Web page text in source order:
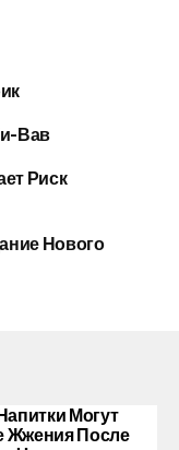
Вав
Риск
Нового
Могут
Жжения После